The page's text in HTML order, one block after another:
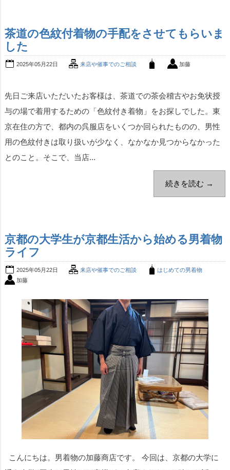
茶道の色紋付着物の手配をさせてもらいま
した
2025年05月22日 来店や催事でのご相談 加藤
先日ご来店いただいたお客様は、茶道での茶会稽古やお免状授
与の場で着用するための「色紋付き着物」をお探しでした。東
京在住の方で、都内の呉服店をいくつか回られたものの、男性
用の色紋付きは取り扱いが少なく、なかなか見つからなかった
とのこと。そこで、当店...
続きを読む →
京都の大学生が京都生活から始める男着物
ライフ
2025年05月22日 来店や催事でのご相談
はじめての男着物
加藤
こんにちは。男着物の加藤商店です。 今回は、京都の大学に